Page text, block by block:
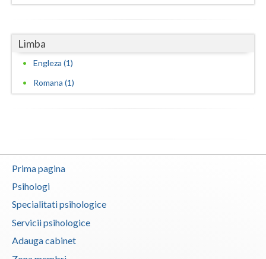
Valcea
Vaslui
Vrancea
Limba
Engleza (1)
Romana (1)
Prima pagina
Psihologi
Specialitati psihologice
Servicii psihologice
Adauga cabinet